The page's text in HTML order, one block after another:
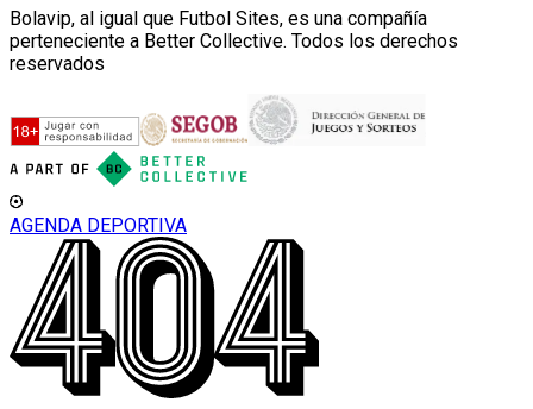
Bolavip, al igual que Futbol Sites, es una compañía
perteneciente a Better Collective. Todos los derechos
reservados
AGENDA DEPORTIVA